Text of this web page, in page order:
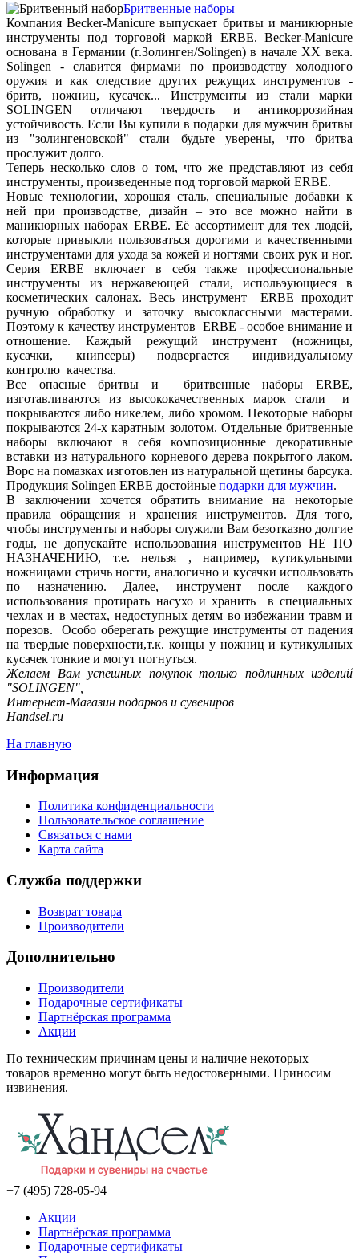
Бритвенные наборы
Компания Becker-Manicure выпускает бритвы и маникюрные
инструменты под торговой маркой ERBE. Becker-Manicure
основана в Германии (г.Золинген/Solingen) в начале ХХ века.
Solingen - славится фирмами по производству холодного
оружия и как следствие других режущих инструментов -
бритв, ножниц, кусачек... Инструменты из стали марки
SOLINGEN отличают твердость и антикоррозийная
устойчивость. Если Вы купили в подарки для мужчин бритвы
из "золингеновской" стали будьте уверены, что бритва
прослужит долго.
Теперь несколько слов о том, что же представляют из себя
инструменты, произведенные под торговой маркой ERBE.
Новые технологии, хорошая сталь, специальные добавки к
ней при производстве, дизайн – это все можно найти в
маникюрных наборах ERBE. Её ассортимент для тех людей,
которые привыкли пользоваться дорогими и качественными
инструментами для ухода за кожей и ногтями своих рук и ног.
Серия ERBE включает в себя также профессиональные
инструменты из нержавеющей стали, испольэующиеся в
косметических салонах. Весь инструмент ERBE проходит
ручную обработку и заточку высоклассными мастерами.
Поэтому к качеству инструментов ERBE - особое внимание и
отношение. Каждый режущий инструмент (ножницы,
кусачки, книпсеры) подвергается индивидуальному
контролю качества.
Все опасные бритвы и бритвенные наборы ERBE,
изготавливаются из высококачественных марок стали и
покрываются либо никелем, либо хромом. Некоторые наборы
покрываются 24-х каратным золотом. Отдельные бритвенные
наборы включают в себя композиционные декоративные
вставки из натурального корневого дерева покрытого лаком.
Ворс на помазках изготовлен из натуральной щетины барсука.
Продукция Solingen ERBE достойные подарки для мужчин.
В заключении хочется обратить внимание на некоторые
правила обращения и хранения инструментов. Для того,
чтобы инструменты и наборы служили Вам безотказно долгие
годы, не допускайте использования инструментов НЕ ПО
НАЗНАЧЕНИЮ, т.е. нельзя , например, кутикульными
ножницами стричь ногти, аналогично и кусачки использовать
по назначению. Далее, инструмент после каждого
использования протирать насухо и хранить в специальных
чехлах и в местах, недоступных детям во избежании травм и
порезов. Особо оберегать режущие инструменты от падения
на твердые поверхности,т.к. концы у ножниц и кутикульных
кусачек тонкие и могут погнуться.
Желаем Вам успешных покупок только подлинных изделий
"SOLINGEN",
Интернет-Магазин подарков и сувениров
Handsel.ru
На главную
Информация
Политика конфиденциальности
Пользовательское соглашение
Связаться с нами
Карта сайта
Служба поддержки
Возврат товара
Производители
Дополнительно
Производители
Подарочные сертификаты
Партнёрская программа
Акции
По техническим причинам цены и наличие некоторых
товаров временно могут быть недостоверными. Приносим
извинения.
+7 (495) 728-05-94
Акции
Партнёрская программа
Подарочные сертификаты